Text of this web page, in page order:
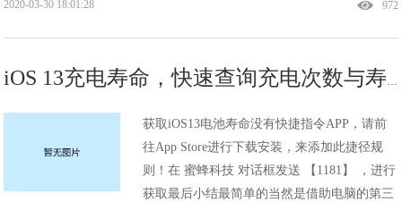
972
2020-03-30 18:01:28
iOS 13充电寿命，快速查询充电次数与寿命
获取iOS13电池寿命没有快捷指令APP，请前
往App Store进行下载安装，来添加此捷径规
则！在 蜜蜂科技 对话框发送 【1181】 ，进行
获取最后小结最简单的当然是借助电脑的第三